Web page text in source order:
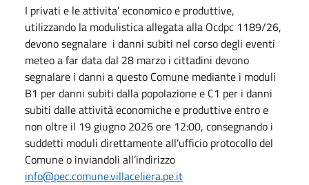
I privati e le attivita’ economico e produttive,
utilizzando la modulistica allegata alla Ocdpc 1189/26,
devono segnalare i danni subiti nel corso degli eventi
meteo a far data dal 28 marzo i cittadini devono
segnalare i danni a questo Comune mediante i moduli
B1 per danni subiti dalla popolazione e C1 per i danni
subiti dalle attività economiche e produttive entro e
non oltre il 19 giugno 2026 ore 12:00, consegnando i
suddetti moduli direttamente all’ufficio protocollo del
Comune o inviandoli all’indirizzo
info@pec.comune.villaceliera.pe.it